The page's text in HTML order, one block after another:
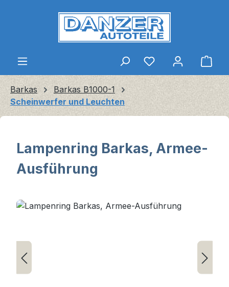
Zum Hauptinhalt springen
Barkas
Barkas B1000-1
Scheinwerfer und Leuchten
Lampenring Barkas, Armee-
Ausführung
Bildergalerie überspringen